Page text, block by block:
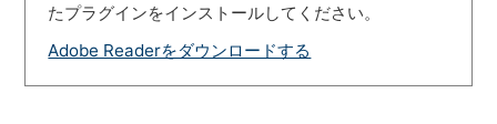
たプラグインをインストールしてください。
Adobe Readerをダウンロードする